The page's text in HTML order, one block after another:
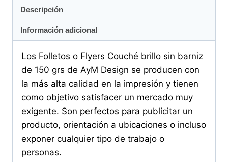
Descripción
Información adicional
Los Folletos o Flyers Couché brillo sin barniz
de 150 grs de AyM Design se producen con
la más alta calidad en la impresión y tienen
como objetivo satisfacer un mercado muy
exigente. Son perfectos para publicitar un
producto, orientación a ubicaciones o incluso
exponer cualquier tipo de trabajo o
personas.